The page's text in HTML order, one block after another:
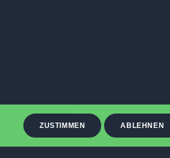
Nutzungsbedingungen
ZUSTIMMEN ABLEHNEN